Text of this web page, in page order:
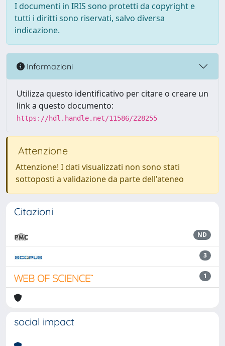
I documenti in IRIS sono protetti da copyright e
tutti i diritti sono riservati, salvo diversa
indicazione.
Informazioni
Utilizza questo identificativo per citare o creare un
link a questo documento:
https://hdl.handle.net/11586/228255
Attenzione
Attenzione! I dati visualizzati non sono stati
sottoposti a validazione da parte dell'ateneo
Citazioni
ND
3
1
social impact